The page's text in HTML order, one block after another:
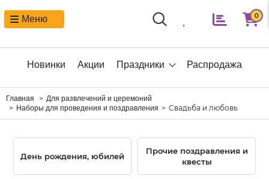
Меню 0
Новинки Акции Праздники Распродажа
Главная
Для развлечений и церемоний
Наборы для проведения и поздравления
Свадьба и любовь
День рождения, юбилей
Прочие поздравления и
квесты